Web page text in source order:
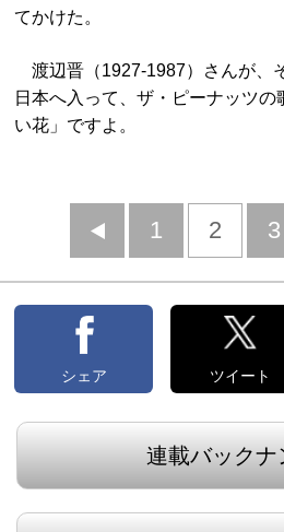
てかけた。
渡辺晋（1927-1987）さんが、
日本へ入って、ザ・ピーナッツ
い花」ですよ。
前
へ
1 2 3
シェア ツイート
連載バックナ